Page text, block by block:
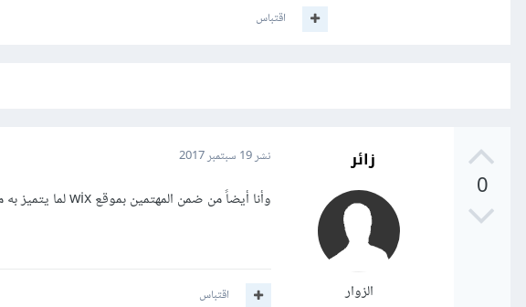
اقتباس
0
زائر
الزوار
نشر19 سبتمبر 2017
وأنا أيضاً من ضمن المهتمين بموقع wix لما يتميز به من إمكانيات عالية في بناء المواقع
اقتباس